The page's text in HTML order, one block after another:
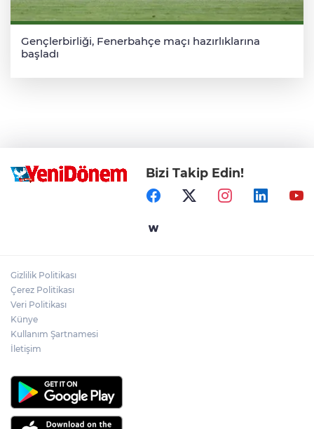
Gençlerbirliği, Fenerbahçe maçı hazırlıklarına
başladı
Bizi Takip Edin!
Gizlilik Politikası
Çerez Politikası
Veri Politikası
Künye
Kullanım Şartnamesi
İletişim